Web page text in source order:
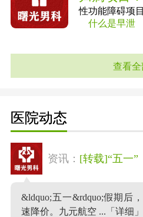
性功能障碍项目
什么是早泄
查看全
医院动态
资讯： [转载]“五一”
&ldquo;五一&rdquo;假期后
速降价。九元航空 ... 「详细」